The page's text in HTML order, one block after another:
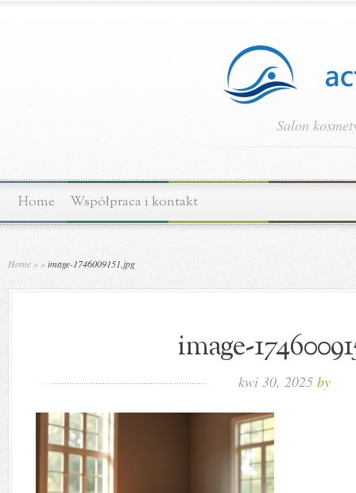
Salon
Home Współpraca i kontakt
Home » »image-1746009151.jpg
image-
kwi 30, 2025 by